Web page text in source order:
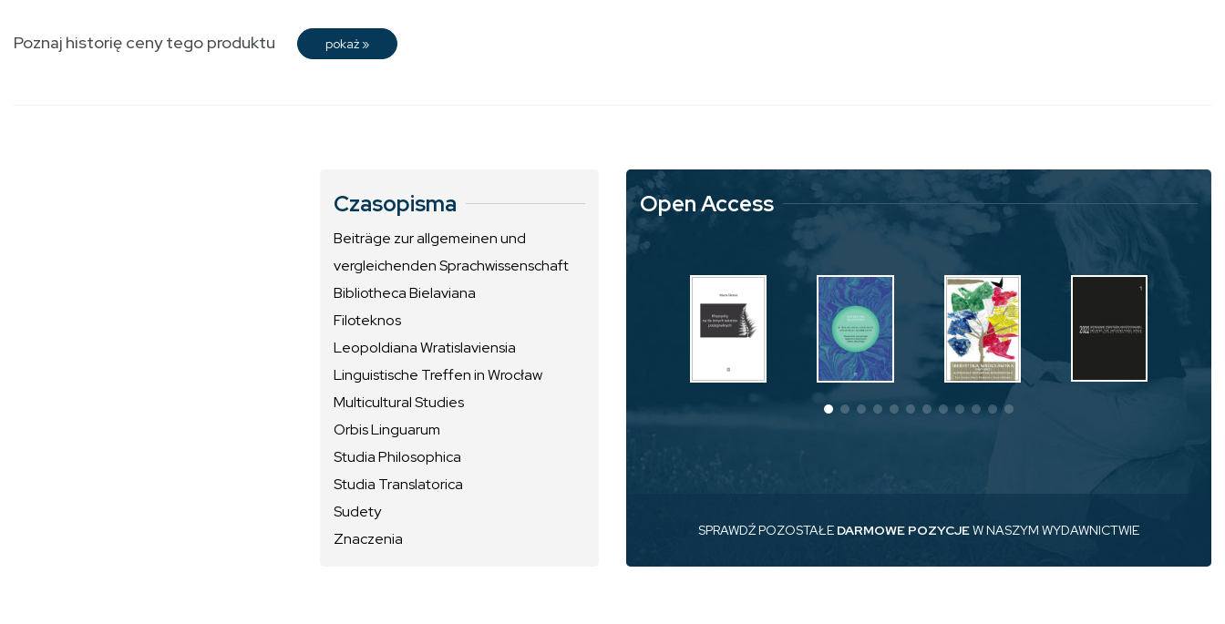
Poznaj historię ceny tego produktu pokaż »
Czasopisma
Beiträge zur allgemeinen und
vergleichenden Sprachwissenschaft
Bibliotheca Bielaviana
Filoteknos
Leopoldiana Wratislaviensia
Linguistische Treffen in Wrocław
Multicultural Studies
Orbis Linguarum
Studia Philosophica
Studia Translatorica
Sudety
Znaczenia
Open Access
SPRAWDŹ POZOSTAŁE DARMOWE POZYCJEW NASZYM WYDAWNICTWIE